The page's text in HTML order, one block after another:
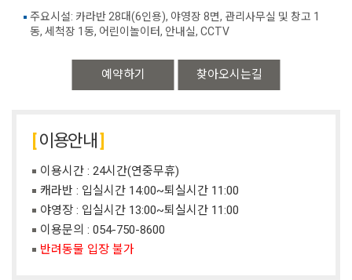
예약하기 찾아오시는길
주요시설: 카라반 28대(6인용), 야영장 8면, 관리사무실 및 창고 1
동, 세척장 1동, 어린이놀이터, 안내실, CCTV
이용안내
이용시간 : 24시간(연중무휴)
캐라반 : 입실시간 14:00~퇴실시간 11:00
야영장 : 입실시간 13:00~퇴실시간 11:00
이용문의 : 054-750-8600
반려동물 입장 불가